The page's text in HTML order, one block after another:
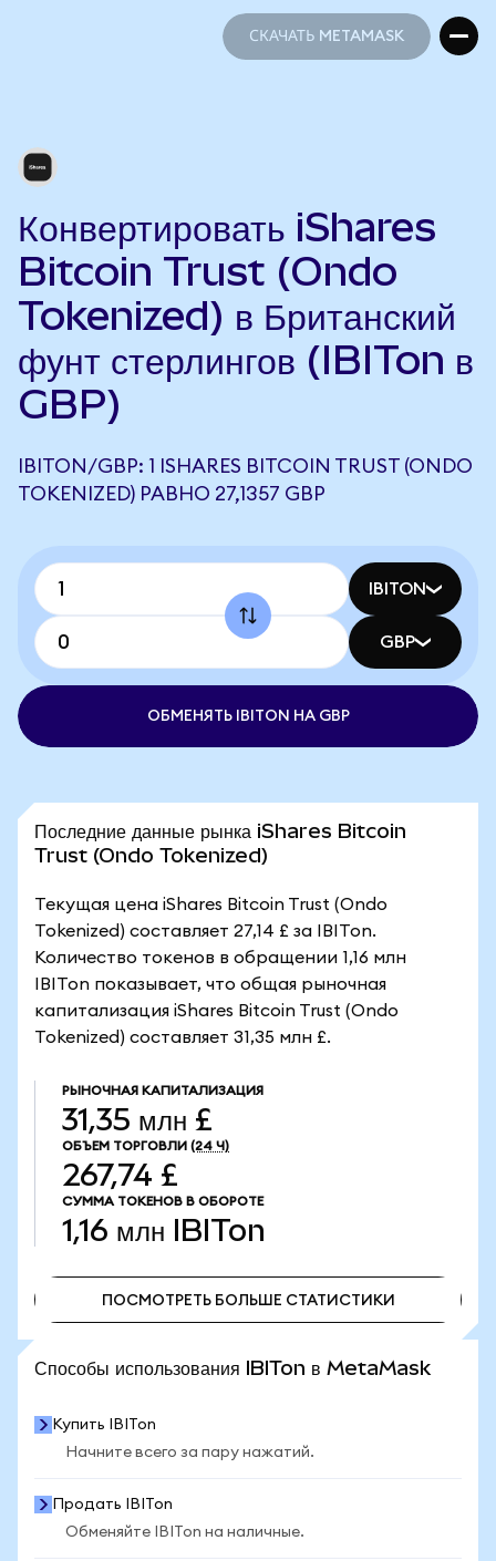
СКАЧАТЬ METAMASK
Конвертировать iShares
Bitcoin Trust (Ondo
Tokenized) в Британский
фунт стерлингов (IBITon в
GBP)
IBITON/GBP: 1 ISHARES BITCOIN TRUST (ONDO
TOKENIZED) РАВНО 27,1357 GBP
IBITON
GBP
ОБМЕНЯТЬ IBITON НА GBP
Последние данные рынка iShares Bitcoin
Trust (Ondo Tokenized)
Текущая цена iShares Bitcoin Trust (Ondo
Tokenized) составляет 27,14 £ за IBITon.
Количество токенов в обращении 1,16 млн
IBITon показывает, что общая рыночная
капитализация iShares Bitcoin Trust (Ondo
Tokenized) составляет 31,35 млн £.
РЫНОЧНАЯ КАПИТАЛИЗАЦИЯ
31,35 млн £
ОБЪЕМ ТОРГОВЛИ (24 Ч)
267,74 £
СУММА ТОКЕНОВ В ОБОРОТЕ
1,16 млн IBITon
ПОСМОТРЕТЬ БОЛЬШЕ СТАТИСТИКИ
Способы использования IBITon в MetaMask
Купить IBITon
Начните всего за пару нажатий.
Продать IBITon
Обменяйте IBITon на наличные.